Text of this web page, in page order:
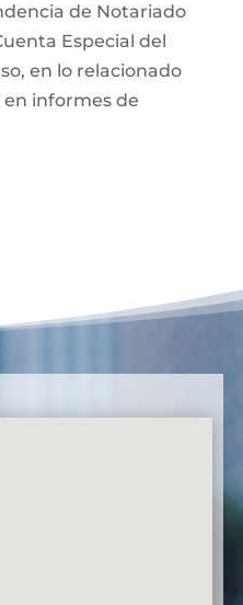
de Notariado
Especial del
en lo relacionado
informes de